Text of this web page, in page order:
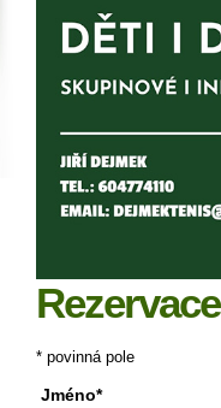
Rezervace
* povinná pole
Jméno*